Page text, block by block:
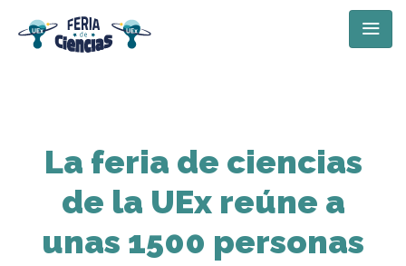
La feria de ciencias
de la UEx reúne a
unas 1500 personas